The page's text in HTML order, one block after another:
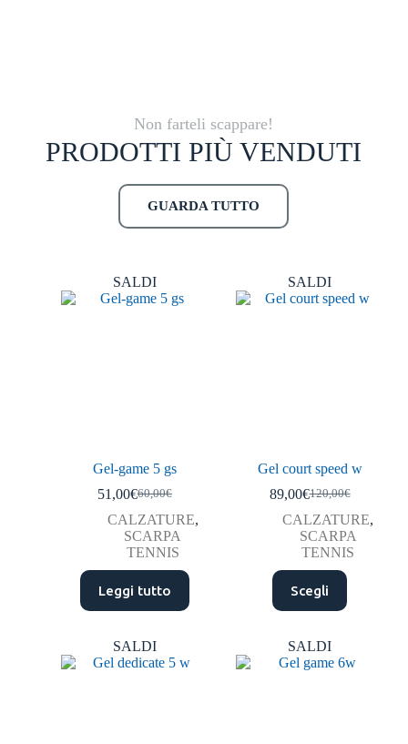
Non farteli scappare!
PRODOTTI PIÙ VENDUTI
GUARDA TUTTO
SALDI
Gel-game 5 gs
60,00€
51,00€
CALZATURE,
SCARPA
TENNIS
Leggi tutto
SALDI
Gel court speed w
120,00€
89,00€
CALZATURE,
SCARPA
TENNIS
Scegli
SALDI SALDI